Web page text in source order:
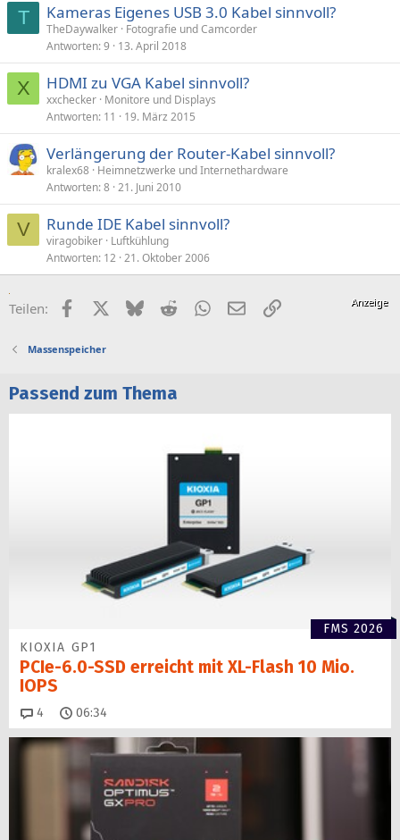
T Kameras Eigenes USB 3.0 Kabel sinnvoll?
TheDaywalker Fotografie und Camcorder
Antworten 9 13. April 2018
X HDMI zu VGA Kabel sinnvoll?
xxchecker Monitore und Displays
Antworten 11 19. März 2015
Verlängerung der Router-Kabel sinnvoll?
kralex68 Heimnetzwerke und Internethardware
Antworten 8 21. Juni 2010
V Runde IDE Kabel sinnvoll?
viragobiker Luftkühlung
Antworten 12 21. Oktober 2006
Teilen: FacebookX (Twitter)
BlueskyRedditWhatsApp
E-MailLink
Massenspeicher
Passend zum Thema
FMS 2026
KIOXIA GP1
PCIe-6.0-SSD erreicht mit XL-Flash 10 Mio.
IOPS
4 Kommentare
06:34